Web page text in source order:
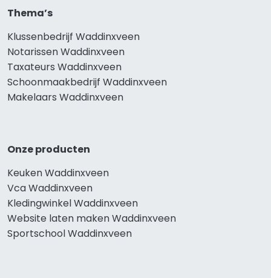
Thema’s
Klussenbedrijf Waddinxveen
Notarissen Waddinxveen
Taxateurs Waddinxveen
Schoonmaakbedrijf Waddinxveen
Makelaars Waddinxveen
Onze producten
Keuken Waddinxveen
Vca Waddinxveen
Kledingwinkel Waddinxveen
Website laten maken Waddinxveen
Sportschool Waddinxveen